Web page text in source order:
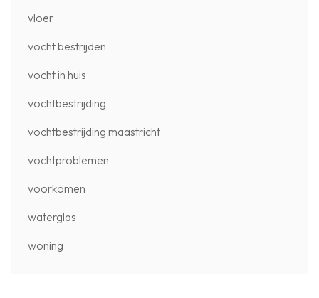
vloer
vocht bestrijden
vocht in huis
vochtbestrijding
vochtbestrijding maastricht
vochtproblemen
voorkomen
waterglas
woning